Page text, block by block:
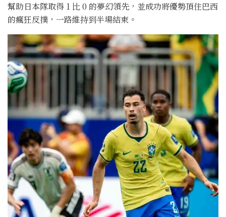
幫助日本隊取得 1 比 0 的夢幻領先，並成功將優勢頂住巴西
的瘋狂反撲，一路維持到半場結束。